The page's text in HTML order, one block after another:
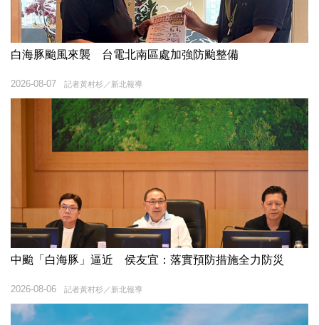
白海豚颱風來襲 台電北南區處加強防颱整備
記者黃村杉／新北報導
2026-08-07
中颱「白海豚」逼近 侯友宜：落實預防措施全力防災
記者黃村杉／新北報導
2026-08-06